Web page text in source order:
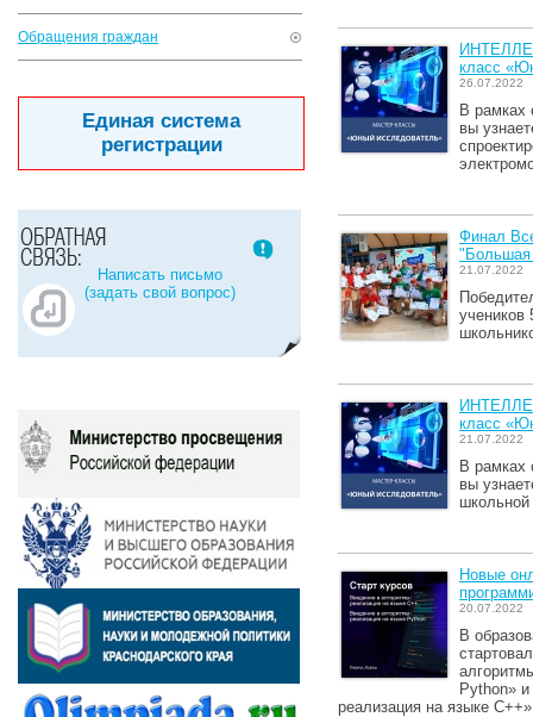
Обращения граждан
Единая система
регистрации
Написать письмо
(задать свой вопрос)
класс
26.07.2022
В рамках
вы
Финал
"Большая
21.07.2022
учеников
класс
21.07.2022
В рамках
вы
Новые
20.07.2022
В
Python»
реализация на языке